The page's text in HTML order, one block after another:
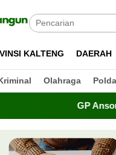
KALTENG DAERAH
Olahraga
GP Ansor Kalteng